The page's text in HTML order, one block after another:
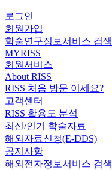
로그인
회원가입
학술연구정보서비스 검색
MYRISS
회원서비스
About RISS
RISS 처음 방문 이세요?
고객센터
RISS 활용도 분석
최신/인기 학술자료
해외자료신청(E-DDS)
공지사항
해외전자정보서비스 검색